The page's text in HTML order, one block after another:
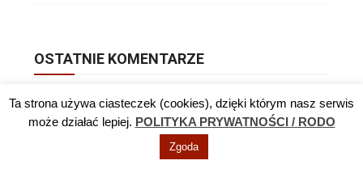
OSTATNIE KOMENTARZE
Jackie:Ostapko został I sekretarzem 06 sie 19:33
Helka:Przecież Chmielów nigdzie nie wyjdzie , to
wiadomo jest od dawna . Tylko Ostapko bije pianę i myśli
Ta strona używa ciasteczek (cookies), dzięki którym nasz serwis
może działać lepiej. POLITYKA PRYWATNOŚCI / RODO
Zgoda